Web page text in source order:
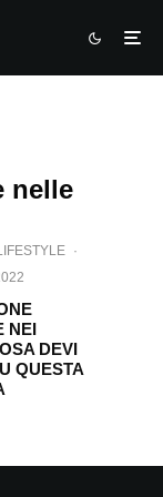
nelle
·
NEI
DEVI
QUESTA